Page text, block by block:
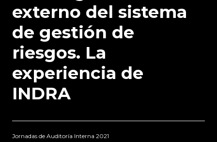
externo del sistema
de gestión de
riesgos. La
experiencia de
INDRA
Jornadas de Auditoría Interna 2021